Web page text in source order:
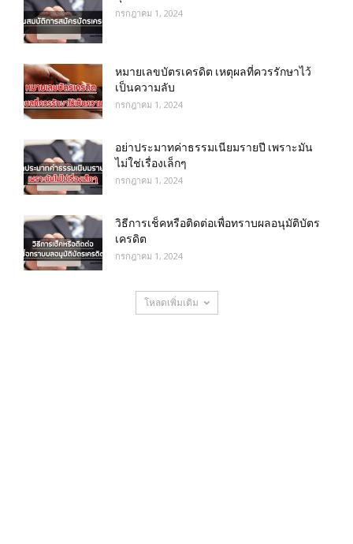
กรกฎาคม 1, 2024
หมายเลขบัตรเครดิต เหตุผลที่ควรรักษาไว้
เป็นความลับ
กรกฎาคม 1, 2024
อย่าประมาทค่าธรรมเนียมรายปี เพราะมัน
ไม่ใช่เรื่องเล็กๆ
กรกฎาคม 1, 2024
วิธีการเช็คหรือติดต่อเพื่อทราบผลอนุมัติบัตร
เครดิต
กรกฎาคม 1, 2024
โหลดเพิ่มเติม